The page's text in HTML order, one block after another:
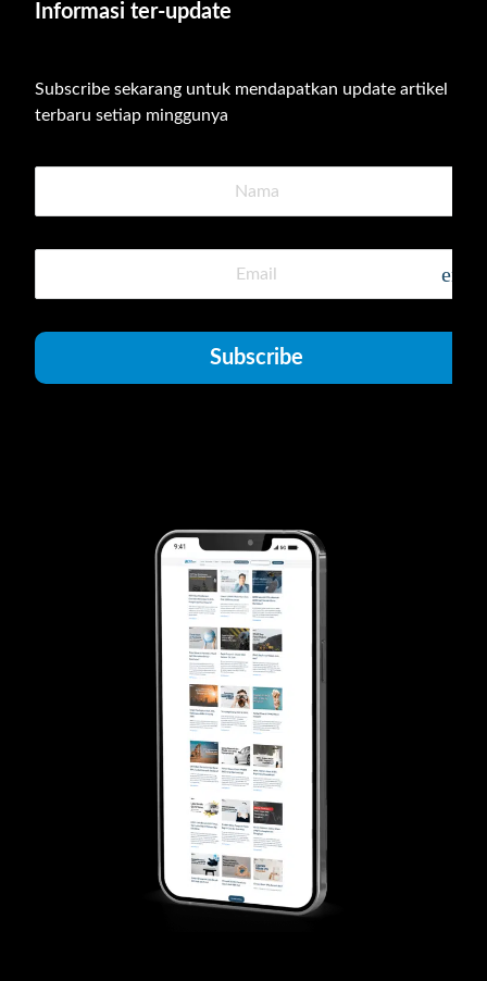
Informasi ter-update
Subscribe sekarang untuk mendapatkan update artikel
terbaru setiap minggunya
Subscribe